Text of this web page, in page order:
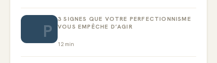
P
3 SIGNES QUE VOTRE PERFECTIONNISME
VOUS EMPÊCHE D’AGIR
12min